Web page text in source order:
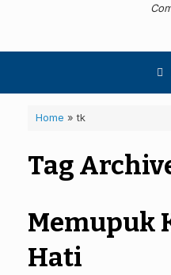
Home »tk
Tag
Memupuk
Hati